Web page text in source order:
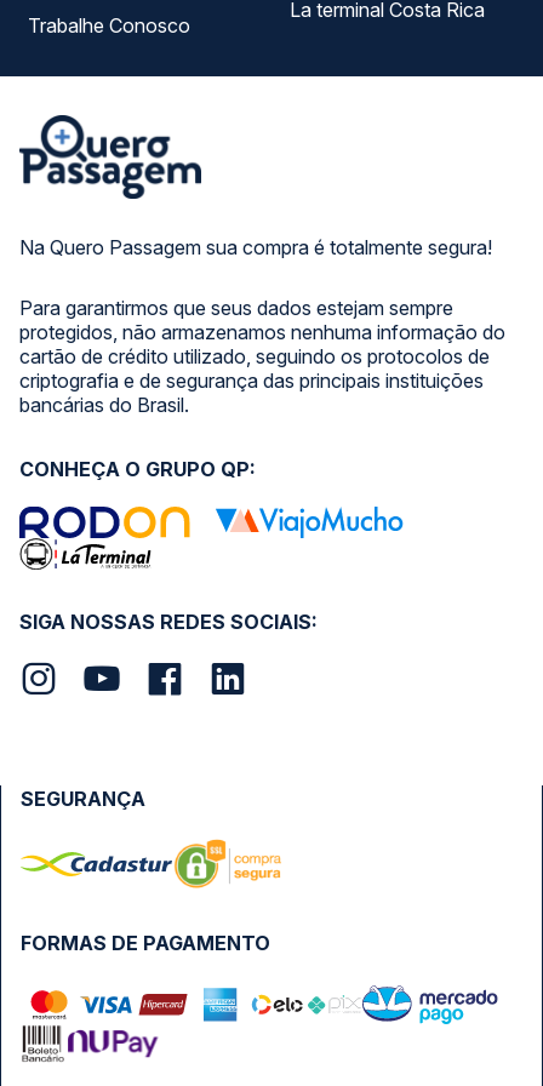
Na Quero Passagem sua compra é totalmente segura!
Para garantirmos que seus dados estejam sempre
protegidos, não armazenamos nenhuma informação do
cartão de crédito utilizado, seguindo os protocolos de
criptografia e de segurança das principais instituições
bancárias do Brasil.
Trabalhe Conosco
La terminal Costa Rica
SIGA NOSSAS REDES SOCIAIS:
CONHEÇA O GRUPO QP:
FORMAS DE PAGAMENTO
SEGURANÇA